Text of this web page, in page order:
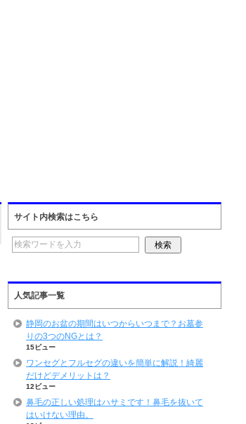
サイト内検索はこちら
人気記事一覧
静岡のお盆の期間はいつからいつまで？お墓参
りの3つのNGとは？
15ビュー
ワンセグとフルセグの違いを簡単に解説！綺麗
だけどデメリットは？
12ビュー
鼻毛の正しい処理はハサミです！鼻毛を抜いて
はいけない理由。